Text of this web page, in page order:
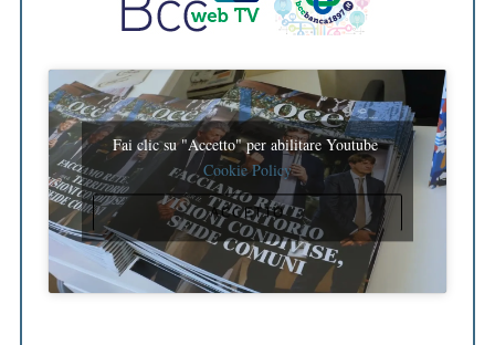
Fai clic su "Accetto" per abilitare Youtube
Cookie Policy
ACCETTO